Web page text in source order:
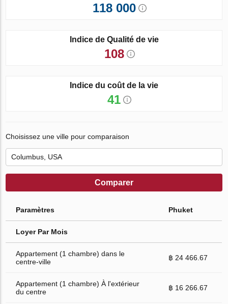
118 000
Indice de Qualité de vie
108
Indice du coût de la vie
41
Choisissez une ville pour comparaison
Comparer
Paramètres Phuket
Loyer Par Mois
Appartement (1 chambre) dans le
centre-ville
฿ 24 466.67
Appartement (1 chambre) À l'extérieur
du centre
฿ 16 266.67